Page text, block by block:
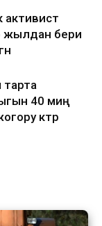
жылдан бери
40 миң
көтөрө